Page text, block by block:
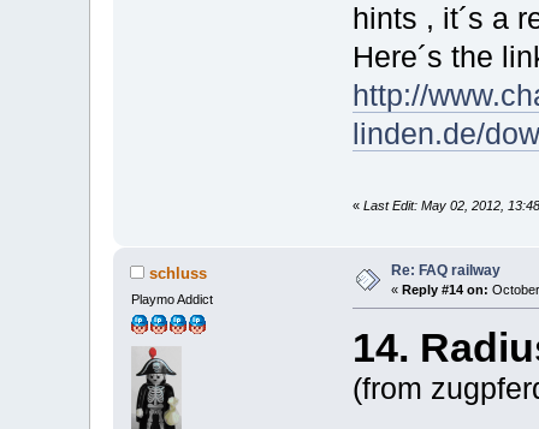
hints , it´s a
Here´s the
http://
linden.de/
«Last Edit: May 02, 2012,
schluss
Playmo Addict
Re: FAQ railway
«Reply #14 on:
14.
(from